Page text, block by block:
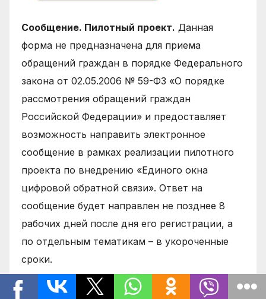
Сообщение. Пилотный проект. Данная
форма не предназначена для приема
обращений граждан в порядке Федерального
закона от 02.05.2006 № 59-ФЗ «О порядке
рассмотрения обращений граждан
Российской Федерации» и предоставляет
возможность направить электронное
сообщение в рамках реализации пилотного
проекта по внедрению «Единого окна
цифровой обратной связи». Ответ на
сообщение будет направлен не позднее 8
рабочих дней после дня его регистрации, а
по отдельным тематикам – в укороченные
сроки.